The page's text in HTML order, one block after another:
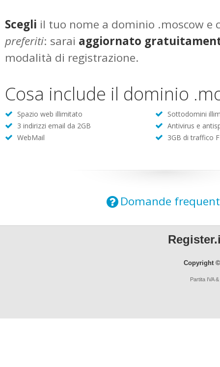
Scegli il tuo nome a dominio .moscow e
preferiti: sarai aggiornato
modalità di registrazione.
Cosa include il dominio
Spazio web illimitato
Sottodomini
3 indirizzi email da 2GB
Antivirus e
WebMail
3GB di traffico
Domande
Copyright ©
Partita IVA